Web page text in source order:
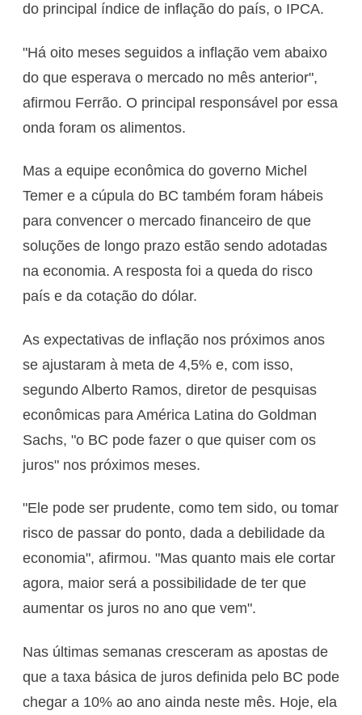
do principal índice de inflação do país, o IPCA.
"Há oito meses seguidos a inflação vem abaixo
do que esperava o mercado no mês anterior",
afirmou Ferrão. O principal responsável por essa
onda foram os alimentos.
Mas a equipe econômica do governo Michel
Temer e a cúpula do BC também foram hábeis
para convencer o mercado financeiro de que
soluções de longo prazo estão sendo adotadas
na economia. A resposta foi a queda do risco
país e da cotação do dólar.
As expectativas de inflação nos próximos anos
se ajustaram à meta de 4,5% e, com isso,
segundo Alberto Ramos, diretor de pesquisas
econômicas para América Latina do Goldman
Sachs, "o BC pode fazer o que quiser com os
juros" nos próximos meses.
"Ele pode ser prudente, como tem sido, ou tomar
risco de passar do ponto, dada a debilidade da
economia", afirmou. "Mas quanto mais ele cortar
agora, maior será a possibilidade de ter que
aumentar os juros no ano que vem".
Nas últimas semanas cresceram as apostas de
que a taxa básica de juros definida pelo BC pode
chegar a 10% ao ano ainda neste mês. Hoje, ela